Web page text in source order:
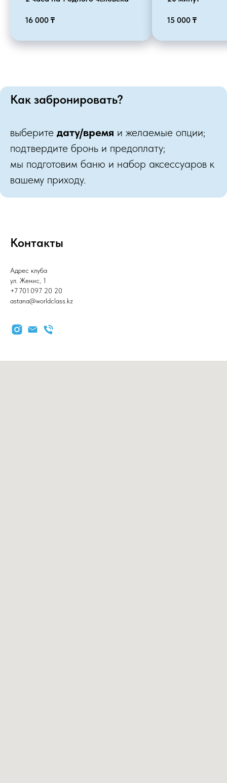
16 000 ₸ 15 000 ₸
Как забронировать?
выберите дату/время и желаемые опции;
подтвердите бронь и предоплату;
мы подготовим баню и набор аксессуаров к
вашему приходу.
Контакты
Адрес клуба
ул. Женис, 1
+7 701 097 20 20
astana@worldclass.kz